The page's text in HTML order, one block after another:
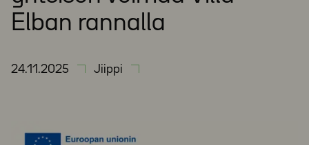
Elban rannalla
24.11.2025 Jiippi